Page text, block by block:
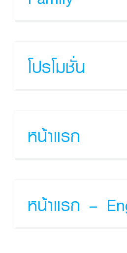
โปรโมชั่น
หน้าแรก
หน้าแรก –